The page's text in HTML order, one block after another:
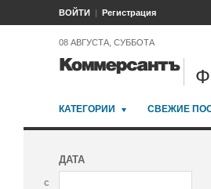
ВОЙТИ Регистрация
08 АВГУСТА, СУББОТА
КАТЕГОРИИ СВЕЖИЕ
ДАТА
с